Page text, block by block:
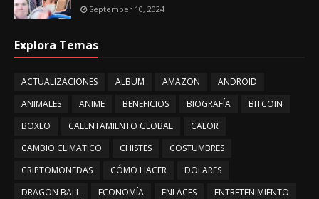
September 10, 2024
Explora Temas
ACTUALIZACIONES ALBUM AMAZON
ANDROID
ANIMALES
ANIME BENEFICIOS BIOGRAFÍA
BITCOIN
BOXEO
CALENTAMIENTO GLOBAL
CALOR
CAMBIO CLIMATICO
CHISTES
COSTUMBRES
CRIPTOMONEDAS
CÓMO HACER
DOLARES
DRAGON BALL
ECONOMÍA ENLACES
ENTRETENIMIENTO